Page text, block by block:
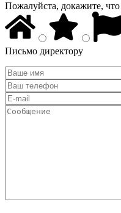
Пожалуйста, докажите,
Письмо директору